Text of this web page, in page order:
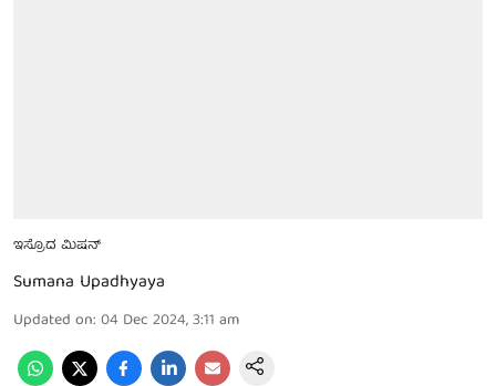
ಇಸ್ರೊದ ಮಿಷನ್
Sumana Upadhyaya
Updated on: 04 Dec 2024, 3:11 am